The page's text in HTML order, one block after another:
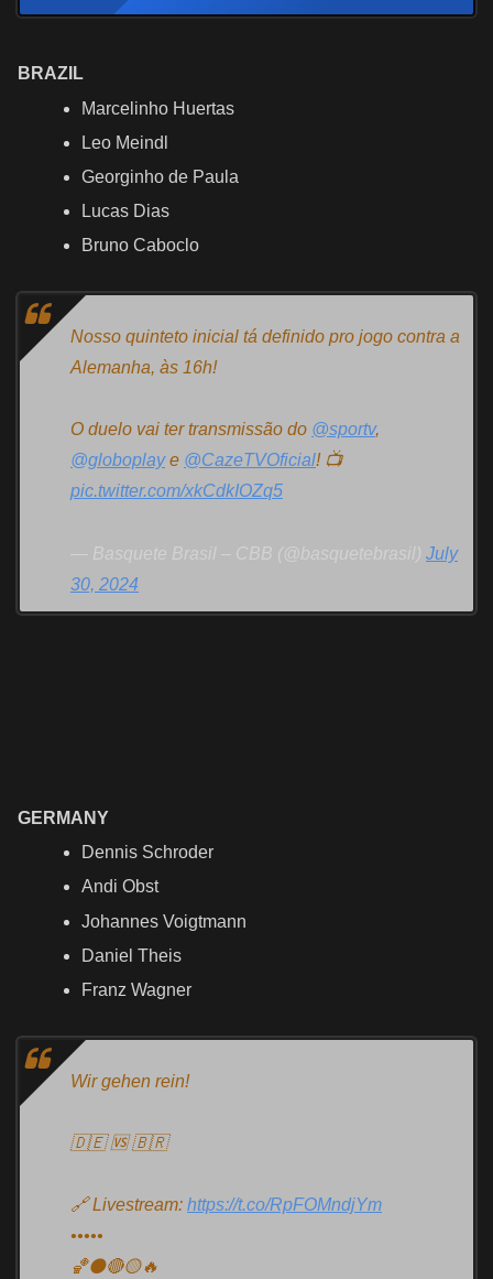
BRAZIL
Marcelinho Huertas
Leo Meindl
Georginho de Paula
Lucas Dias
Bruno Caboclo
Nosso quinteto inicial tá definido pro jogo contra a
Alemanha, às 16h!
O duelo vai ter transmissão do @sportv,
@globoplaye @CazeTVOficial! 📺
pic.twitter.com/xkCdkIOZq5
— Basquete Brasil – CBB (@basquetebrasil) July
30, 2024
GERMANY
Dennis Schroder
Andi Obst
Johannes Voigtmann
Daniel Theis
Franz Wagner
Wir gehen rein!
🇩🇪 🆚 🇧🇷
🔗 Livestream: https://t.co/RpFOMndjYm
•••••
🏀⚫️🔴🟡🔥